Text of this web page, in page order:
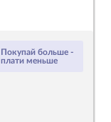
Покупай больше -
плати меньше